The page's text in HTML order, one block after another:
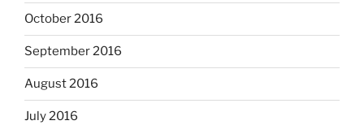
October 2016
September 2016
August 2016
July 2016